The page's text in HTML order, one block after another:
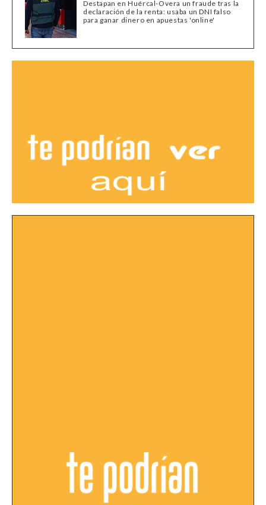
Destapan en Huércal-Overa un fraude tras la
declaración de la renta: usaba un DNI falso
para ganar dinero en apuestas 'online'